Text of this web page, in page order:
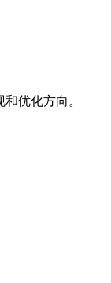
优化方向。